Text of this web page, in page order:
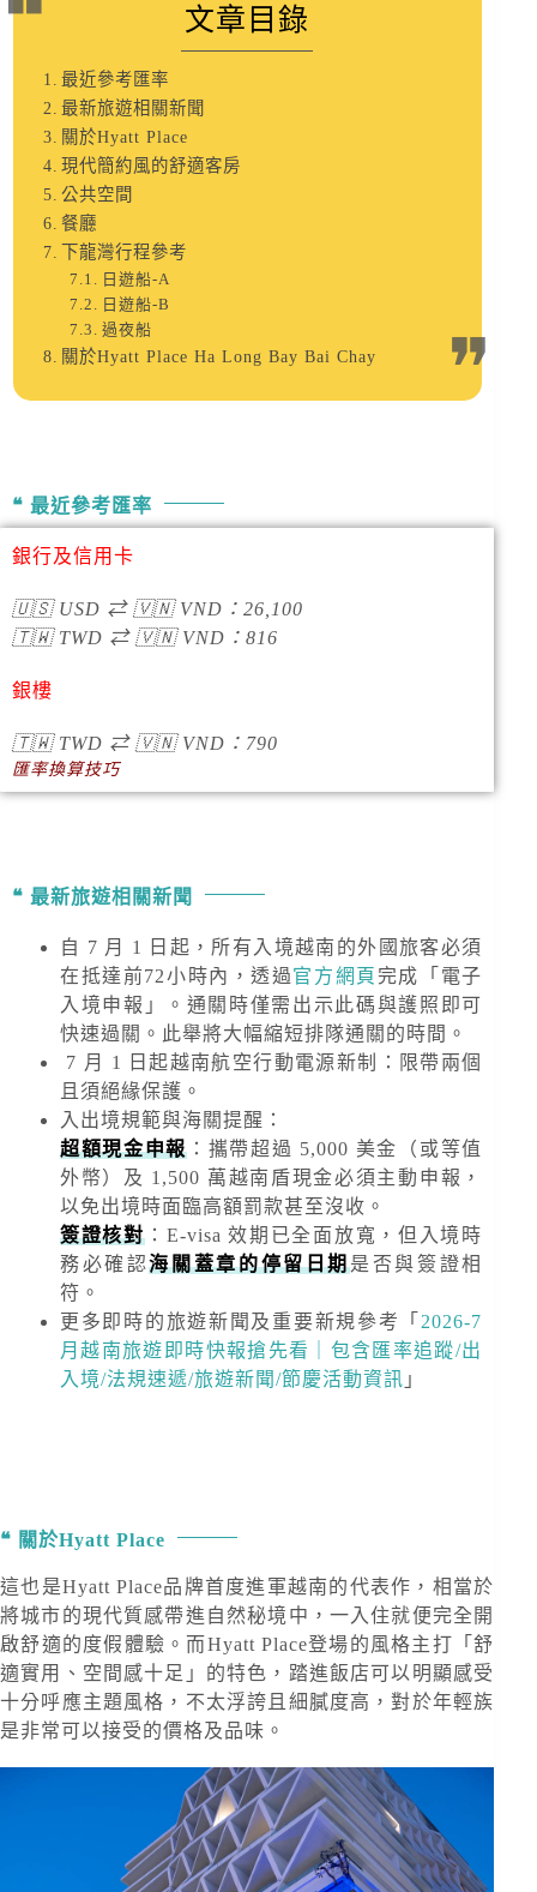
文章目錄
最近參考匯率
最新旅遊相關新聞
關於Hyatt Place
現代簡約風的舒適客房
公共空間
餐廳
下龍灣行程參考
日遊船-A
日遊船-B
過夜船
關於Hyatt Place Ha Long Bay Bai Chay
最近參考匯率
銀行及信用卡
🇺🇸USD ⇄ 🇻🇳VND ： 26,100
🇹🇼TWD ⇄ 🇻🇳VND ： 816
銀樓
🇹🇼TWD ⇄ 🇻🇳VND ：790
匯率換算技巧
最新旅遊相關新聞
自 7 月 1 日起，所有入境越南的外國旅客必須
在抵達前72小時內，透過官方網頁 完成「電子
入境申報」。通關時僅需出示此碼與護照即可
快速過關。此舉將大幅縮短排隊通關的時間。
7 月 1 日起越南航空行動電源新制：限帶兩個
且須絕緣保護。
入出境規範與海關提醒 ：
超額現金申報 ：攜帶超過 5,000 美金
（或等值
外幣）及 1,500 萬越南盾現金必須主動申報，
以免出境時面臨高額罰款甚至沒收。
簽證核對：E-visa 效期已全面放寬，但入境時
務必確認海關蓋章的停留日期是否與簽證相
符。
更多即時的旅遊新聞及重要新規參考「 2026-7
月越南旅遊即時快報搶先看｜包含匯率追蹤/出
入境/法規速遞/旅遊新聞/節慶活動資訊 」
關於Hyatt Place
這也是Hyatt Place品牌首度進軍越南的代表作，相當於
將城市的現代質感帶進自然秘境中，一入住就便完全開
啟舒適的度假體驗。而Hyatt Place登場的風格主打「舒
適實用、空間感十足」的特色，踏進飯店可以明顯感受
十分呼應主題風格，不太浮誇且細膩度高，對於年輕族
是非常可以接受的價格及品味。